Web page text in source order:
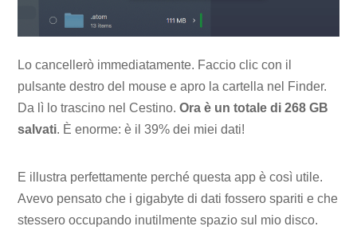
Lo cancellerò immediatamente. Faccio clic con il
pulsante destro del mouse e apro la cartella nel Finder.
Da lì lo trascino nel Cestino.Ora è un totale di 268 GB
salvati. È enorme: è il 39% dei miei dati!
E illustra perfettamente perché questa app è così utile.
Avevo pensato che i gigabyte di dati fossero spariti e che
stessero occupando inutilmente spazio sul mio disco.